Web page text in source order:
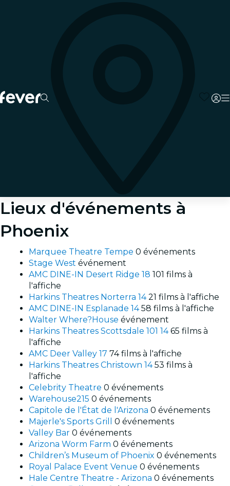
Lieux d'événements à
Phoenix
Marquee Theatre Tempe 0 événements
Stage West événement
AMC DINE-IN Desert Ridge 18 101 films à
l'affiche
Harkins Theatres Norterra 1421 films à l'affiche
AMC DINE-IN Esplanade 1458 films à l'affiche
Walter Where?House événement
Harkins Theatres Scottsdale 101 1465 films à
l'affiche
AMC Deer Valley 17 74 films à l'affiche
Harkins Theatres Christown 1453 films à
l'affiche
Celebrity Theatre 0 événements
Warehouse215 0 événements
Capitole de l'État de l'Arizona 0 événements
Majerle's Sports Grill 0 événements
Valley Bar 0 événements
Arizona Worm Farm 0 événements
Children’s Museum of Phoenix 0 événements
Royal Palace Event Venue 0 événements
Hale Centre Theatre - Arizona 0 événements